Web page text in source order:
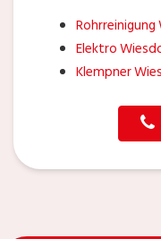
Elektro
Klempner